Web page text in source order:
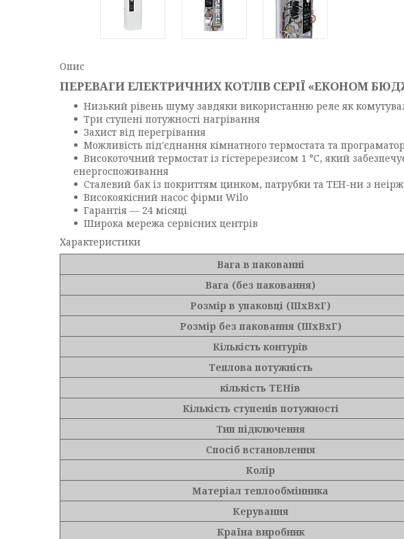
Опис
ПЕРЕВАГИ ЕЛЕКТРИЧНИХ КОТЛІВ СЕРІЇ «ЕКОНОМ
Низький рівень шуму завдяки використанню реле як
Три ступені потужності нагрівання
Захист від перегрівання
Можливість під'єднання кімнатного термостата та
Високоточний термостат із гістеререзисом 1 °C, який
енергоспоживання
Сталевий бак із покриттям цинком, патрубки та ТЕН-ни з
Високоякісний насос фірми Wilo
Гарантія — 24 місяці
Широка мережа сервісних центрів
Характеристики
Вага в пакованні
Вага (без паковання)
Розмір в упаковці (ШхВхГ)
Розмір без паковання (ШхВхГ)
Кількість контурів
Теплова потужність
кількість ТЕНів
Кількість ступенів потужності
Тип підключення
Спосіб встановлення
Колір
Матеріал теплообмінника
Керування
Країна виробник